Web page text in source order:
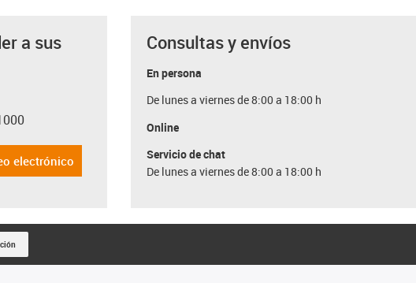
a sus
electrónico
Consultas y envíos
En persona
De lunes a viernes de 8:00 a 18:00 h
Online
Servicio de chat
De lunes a viernes de 8:00 a 18:00 h